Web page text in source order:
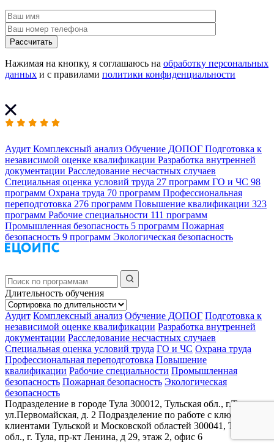
Рассчитать
Нажимая на кнопку, я соглашаюсь на обработку персональных
данных и с правилами политики конфиденциальности
Аудит Комплексный анализ Обучение ДОПОГ Подготовка к
независимой оценке квалификации Разработка внутренней
документации Расследование несчастных случаев
Специальная оценка условий труда 27 программ ГО и ЧС 98
программ Охрана труда 70 программ Профессиональная
переподготовка 276 программ Повышение квалификации 323
программ Рабочие специальности 111 программ
Промышленная безопасность 5 программ Пожарная
безопасность 9 программ Экологическая безопасность
Длительность обучения
Аудит Комплексный анализ Обучение ДОПОГ Подготовка к
независимой оценке квалификации Разработка внутренней
документации Расследование несчастных случаев
Специальная оценка условий труда ГО и ЧС Охрана труда
Профессиональная переподготовка Повышение
квалификации Рабочие специальности Промышленная
безопасность Пожарная безопасность Экологическая
безопасность
Подразделение в городе Тула 300012, Тульская обл., г.Тула,
ул.Первомайская, д. 2 Подразделение по работе с ключевыми
клиентами Тульской и Московской областей 300041, Тульская
обл., г. Тула, пр-кт Ленина, д 29, этаж 2, офис 6